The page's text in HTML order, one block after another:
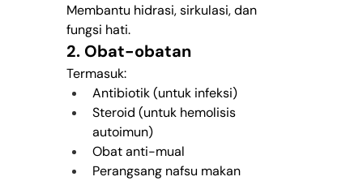
Membantu hidrasi, sirkulasi, dan
fungsi hati.
2. Obat-obatan
Termasuk:
Antibiotik (untuk infeksi)
Steroid (untuk hemolisis
autoimun)
Obat anti-mual
Perangsang nafsu makan